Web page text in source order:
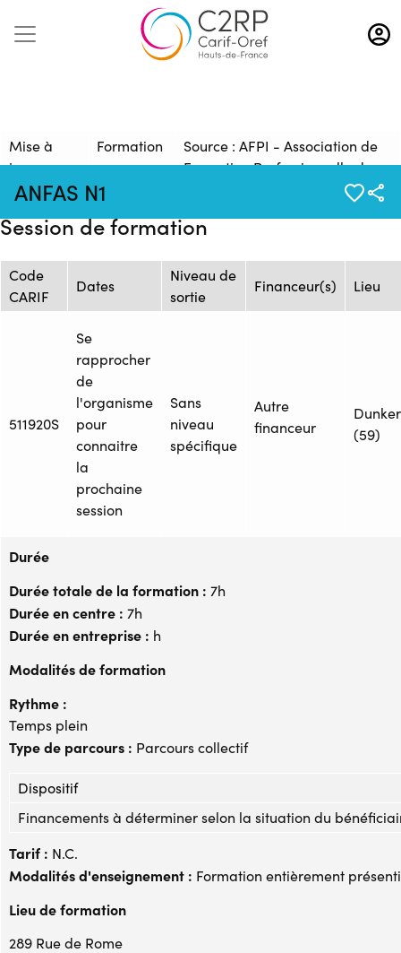
Aller
au
contenu
ANFAS N1
Mise à
jour :
21/01/2026
Formation
:
26248687F
Source : AFPI - Association de
Formation Professionnelle de
Session de formation
Code
CARIF
Dates
Niveau de
sortie
Financeur(s) Lieu
511920S
Se
rapprocher
de
l'organisme
pour
connaitre
la
prochaine
session
Sans
niveau
spécifique
Autre
financeur
(59)
Durée
Durée totale de la formation : 7h
Durée en centre : 7h
Durée en entreprise : h
Modalités de formation
Rythme :
Temps plein
Type de parcours : Parcours collectif
Dispositif
Financements à déterminer selon la situation du
Tarif : N.C.
Modalités d'enseignement : Formation entièrement
Lieu de formation
289 Rue de Rome